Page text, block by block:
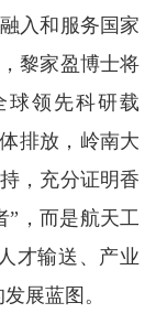
入和服务国家
黎家盈博士将
球领先科研载
排放，岭南大
，充分证明香
”，而是航天工
才输送、产业
展蓝图。